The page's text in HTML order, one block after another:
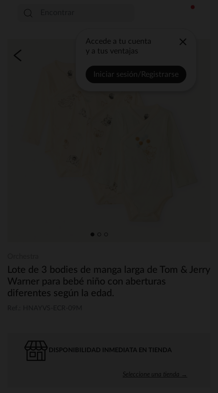
Accede a tu cuenta
y a tus ventajas
Iniciar sesión/Registrarse
Lote de 3 bodies de manga larga de Tom & Jerry
Warner para bebé niño con aberturas
diferentes según la edad.
DISPONIBILIDAD INMEDIATA EN TIENDA
Seleccione una tienda →